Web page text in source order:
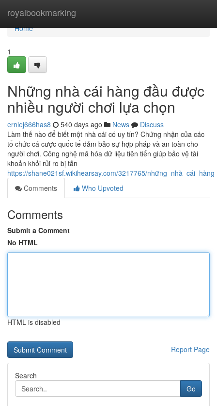
royalbookmarking
Home
Home
1
Những nhà cái hàng đầu được
nhiều người chơi lựa chọn
erniej666has8 540 days ago News
Discuss
Làm thế nào để biết một nhà cái có uy tín? Chứng nhận của các
tổ chức cá cược quốc tế đảm bảo sự hợp pháp và an toàn cho
người chơi. Công nghệ mã hóa dữ liệu tiên tiến giúp bảo vệ tài
khoản khỏi rủi ro bị tấn
https://shane021sf.wikihearsay.com/3217765/
Comments
Who Upvoted
Comments
Submit a Comment
No HTML
HTML is disabled
Report Page
Search
Go